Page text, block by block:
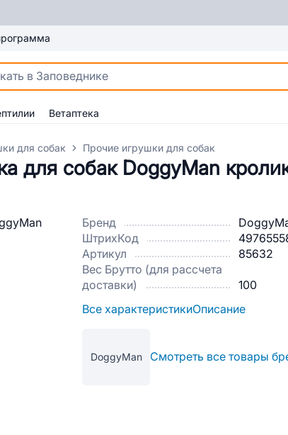
Ветаптека
для собак Прочие игрушки для собак
для собак DoggyMan
Бренд
ШтрихКод
Артикул
85632
Вес Брутто (для рассчета
доставки)
100
Все характеристикиОписание
DoggyMan Смотреть все товары